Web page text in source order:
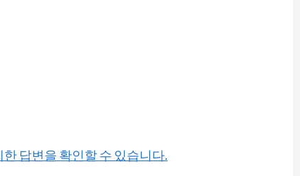
답변을 확인할 수 있습니다.